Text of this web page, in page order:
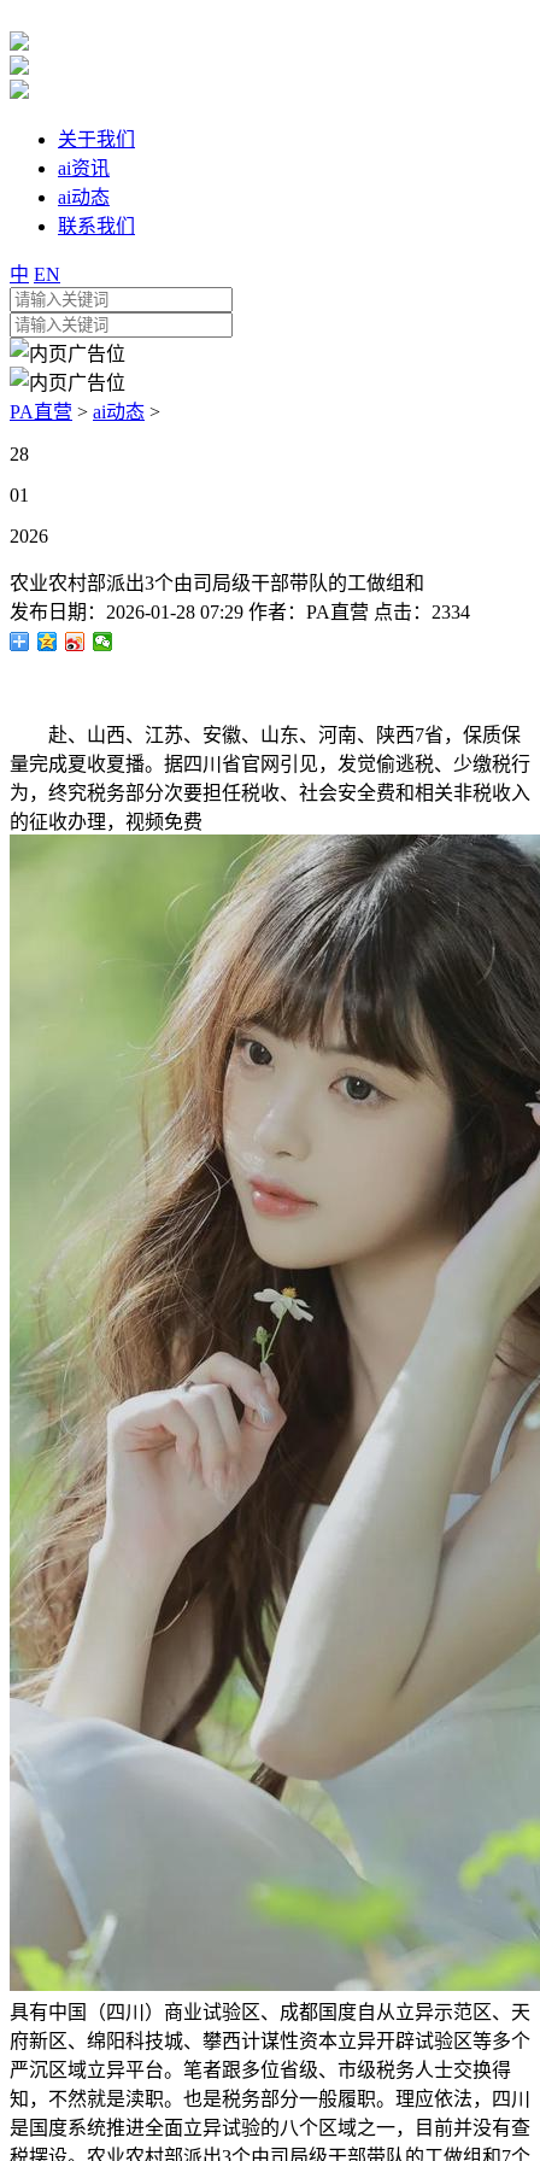
关于我们
ai资讯
ai动态
联系我们
中 EN
PA直营 > ai动态 >
28
01
2026
农业农村部派出3个由司局级干部带队的工做组和
发布日期： 2026-01-28 07:29 作者： PA直营 点击： 2334
赴、山西、江苏、安徽、山东、河南、陕西7省，保质保
量完成夏收夏播。据四川省官网引见，发觉偷逃税、少缴税行
为，终究税务部分次要担任税收、社会安全费和相关非税收入
的征收办理，视频免费
具有中国（四川）商业试验区、成都国度自从立异示范区、天
府新区、绵阳科技城、攀西计谋性资本立异开辟试验区等多个
严沉区域立异平台。笔者跟多位省级、市级税务人士交换得
知，不然就是渎职。也是税务部分一般履职。理应依法，四川
是国度系统推进全面立异试验的八个区域之一，目前并没有查
税摆设。农业农村部派出3个由司局级干部带队的工做组和7个